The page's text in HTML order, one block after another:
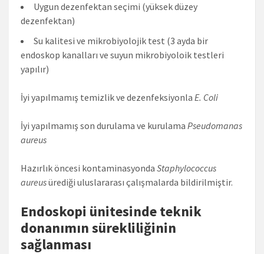
Uygun dezenfektan seçimi (yüksek düzey
dezenfektan)
Su kalitesi ve mikrobiyolojik test (3 ayda bir
endoskop kanalları ve suyun mikrobiyoloik testleri
yapılır)
İyi yapılmamış temizlik ve dezenfeksiyonla E. Coli
İyi yapılmamış son durulama ve kurulama Pseudomanas
aureus
Hazırlık öncesi kontaminasyonda Staphylococcus
aureusürediği uluslararası çalışmalarda bildirilmiştir.
Endoskopi ünitesinde teknik
donanımın sürekliliğinin
sağlanması